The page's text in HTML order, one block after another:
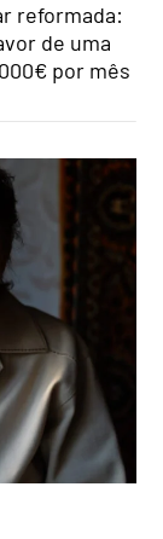
reformada:
de uma
por mês